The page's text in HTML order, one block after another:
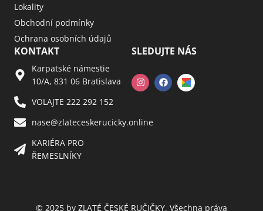
Lokality
Obchodní podmínky
Ochrana osobních údajů
KONTAKT
Karpatské námestie
10/A, 831 06 Bratislava
VOLAJTE 222 292 152
nase@zlateceskerucicky.online
KARIÉRA PRO
ŘEMESLNÍKY
SLEDUJTE NÁS
© 2025 by ZLATÉ ČESKÉ RUČIČKY. Všechna práva